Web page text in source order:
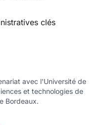
clés
avec l'Université de
et technologies de
Bordeaux.